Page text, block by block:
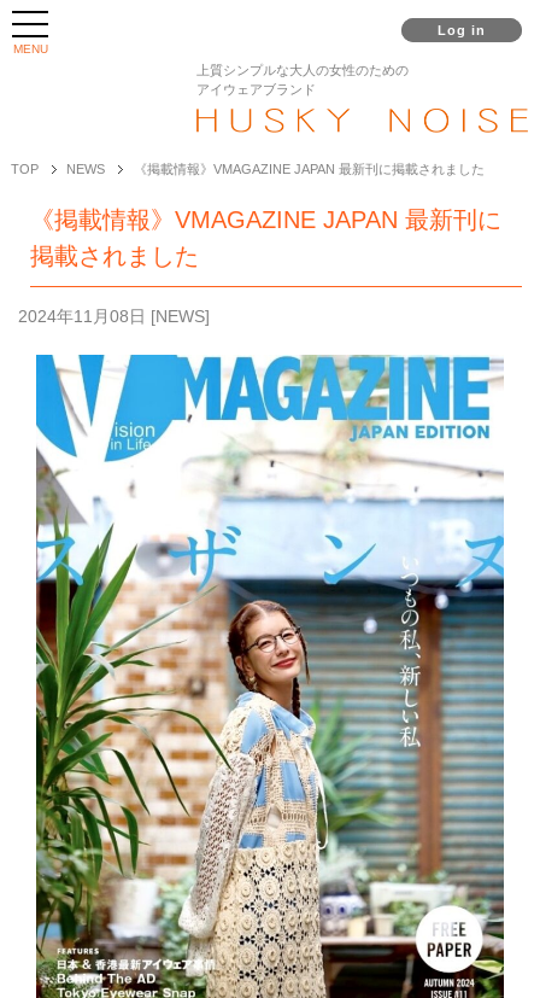
Log in
MENU
上質シンプルな大人の女性のための
アイウェアブランド
TOP NEWS 《掲載情報》VMAGAZINE JAPAN 最新刊に掲載されました
《掲載情報》VMAGAZINE JAPAN 最新刊に
掲載されました
2024年11月08日 [NEWS]